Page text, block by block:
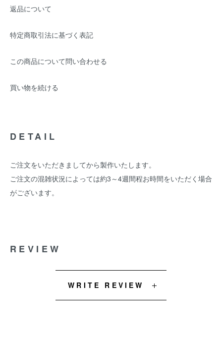
返品について
特定商取引法に基づく表記
この商品について問い合わせる
買い物を続ける
DETAIL
ご注文をいただきましてから製作いたします。
ご注文の混雑状況によっては約3～4週間程お時間をいただく場合
がございます。
REVIEW
WRITE REVIEW